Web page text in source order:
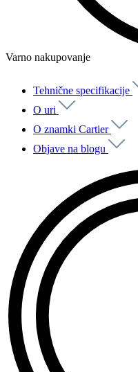
Varno nakupovanje
Tehnične specifikacije
O uri
O znamki Cartier
Objave na blogu